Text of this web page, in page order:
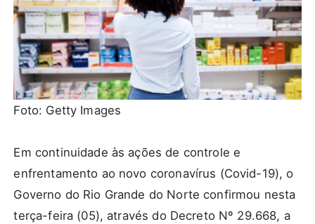
Foto: Getty Images
Em continuidade às ações de controle e
enfrentamento ao novo coronavírus (Covid-19), o
Governo do Rio Grande do Norte confirmou nesta
terça-feira (05), através do Decreto Nº 29.668, a